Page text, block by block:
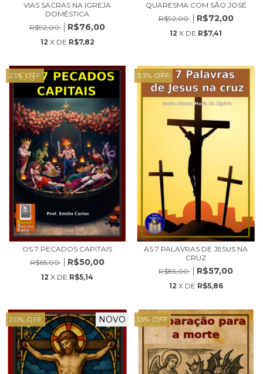
VIAS SACRAS NA IGREJA
DOMÉSTICA
R$92,00
R$76,00
12 X DE R$7,82
QUARESMA COM SÃO JOSÉ
R$92,00
R$72,00
12 X DE R$7,41
23%OFF
OS 7 PECADOS CAPITAIS
R$65,00
R$50,00
12 X DE R$5,14
33% OFF
AS 7 PALAVRAS DE JESUS NA
CRUZ
R$85,00
R$57,00
12 X DE R$5,86
20% OFF NOVO 13% OFF